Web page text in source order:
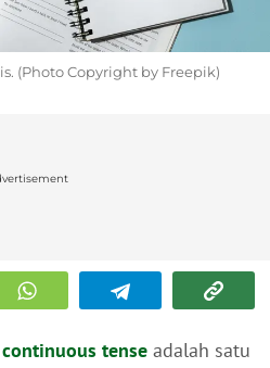
(Photo Copyright by Freepik)
continuous tense adalah satu